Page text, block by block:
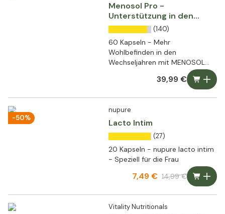
Menosol Pro -
Unterstützung in den
Wechseljahren
(140)
60 Kapseln - Mehr
Wohlbefinden in den
Wechseljahren mit MENOSOL
39,99 €
-50%
nupure
Lacto Intim
(27)
20 Kapseln - nupure lacto intim
- Speziell für die Frau
7,49 € 14,99 €
Vitality Nutritionals